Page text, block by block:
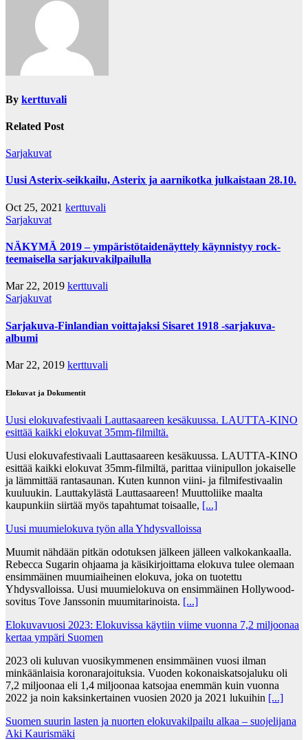
By kerttuvali
Related Post
Sarjakuvat
Uusi Asterix-seikkailu, Asterix ja aarnikotka julkaistaan 28.10.
Oct 25, 2021 kerttuvali
Sarjakuvat
NÄKYMÄ 2019 – ympäristötaidenäyttely käynnistyy rock-
teemaisella sarjakuvakilpailulla
Mar 22, 2019 kerttuvali
Sarjakuvat
Sarjakuva-Finlandian voittajaksi Sisaret 1918 -sarjakuva-
albumi
Mar 22, 2019 kerttuvali
Elokuvat ja Dokumentit
Uusi elokuvafestivaali Lauttasaareen kesäkuussa. LAUTTA-KINO
esittää kaikki elokuvat 35mm-filmiltä.
Uusi elokuvafestivaali Lauttasaareen kesäkuussa. LAUTTA-KINO
esittää kaikki elokuvat 35mm-filmiltä, parittaa viinipullon jokaiselle
ja lämmittää rantasaunan. Kuten kunnon viini- ja filmifestivaalin
kuuluukin. Lauttakylästä Lauttasaareen! Muuttoliike maalta
kaupunkiin siirtää myös tapahtumat toisaalle, [...]
Uusi muumielokuva työn alla Yhdysvalloissa
Muumit nähdään pitkän odotuksen jälkeen jälleen valkokankaalla.
Rebecca Sugarin ohjaama ja käsikirjoittama elokuva tulee olemaan
ensimmäinen muumiaiheinen elokuva, joka on tuotettu
Yhdysvalloissa. Uusi muumielokuva on ensimmäinen Hollywood-
sovitus Tove Janssonin muumitarinoista. [...]
Elokuvavuosi 2023: Elokuvissa käytiin viime vuonna 7,2 miljoonaa
kertaa ympäri Suomen
2023 oli kuluvan vuosikymmenen ensimmäinen vuosi ilman
minkäänlaisia koronarajoituksia. Vuoden kokonaiskatsojaluku oli
7,2 miljoonaa eli 1,4 miljoonaa katsojaa enemmän kuin vuonna
2022 ja noin kaksinkertainen vuosien 2020 ja 2021 lukuihin [...]
Suomen suurin lasten ja nuorten elokuvakilpailu alkaa – suojelijana
Aki Kaurismäki